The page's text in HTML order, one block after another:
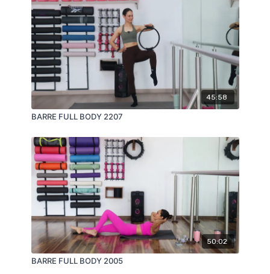
45:58
BARRE FULL BODY 2207
50:02
BARRE FULL BODY 2005